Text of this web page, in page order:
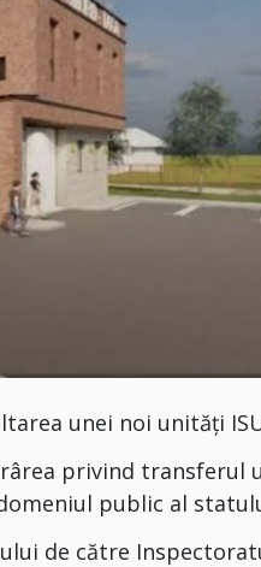
unei noi unități
privind transferul
public al
de către